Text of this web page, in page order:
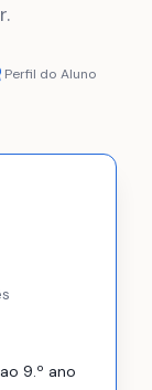
Perfil do Aluno
9.º ano